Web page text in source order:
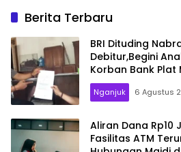
Berita Terbaru
BRI Dituding
Debitur,Begini
Korban Bank Plat
Nganjuk 6 Agustus
Aliran Dana Rp10
Fasilitas ATM